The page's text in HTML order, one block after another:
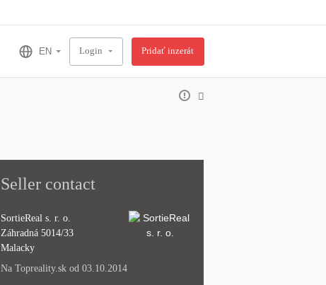
Login Pridať inzerát
Seller contact
SortieReal s. r. o.
Záhradná 5014/33
Malacky
Na Topreality.sk od 03.10.2014